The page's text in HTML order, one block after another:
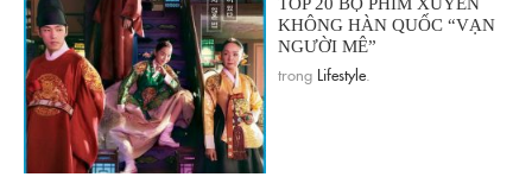
KHÔNG HÀN QUỐC “VẠN
NGƯỜI MÊ”
trong Lifestyle